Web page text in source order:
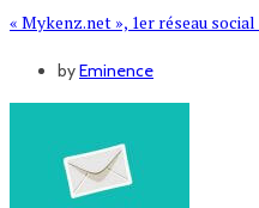
« Mykenz.net », 1er réseau
byEminence